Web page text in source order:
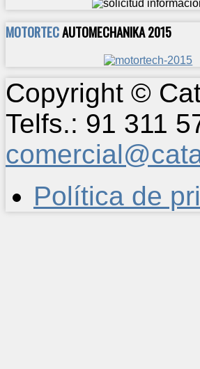
MOTORTECAUTOMECHANIKA 2015
Copyright ©
Telfs.: 91 311
Política de